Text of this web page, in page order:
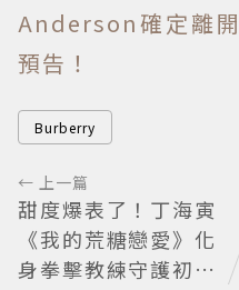
Anderson確定離
預告！
Burberry
← 上一篇
甜度爆表了！丁海寅
《我的荒糖戀愛》化
身拳擊教練守護初戀